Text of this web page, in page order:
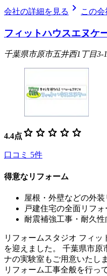
会社の詳細を見る chevron_right この
フィットハウスエヌケ
千葉県市原市五井西1丁目3-1
4.4点 star star star star star
口コミ 5件
得意なリフォーム
屋根・外壁などの外
戸建住宅の全面リフォ
耐震補強工事・耐久
リフォームスタジオ フィッ
を迎えました。 千葉県市原
ナの実験室もご用意いたし
リフォーム工事全般を行っ